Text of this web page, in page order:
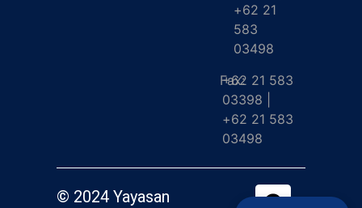
+62 21
583
03498
Fax:
+62 21 583
03398 |
+62 21 583
03498
© 2024 Yayasan